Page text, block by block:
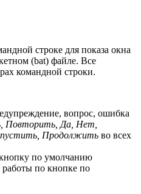
строке для показа окна
(bat) файле. Все
командной строки.
вопрос, ошибка
Да, Нет,
Продолжить во всех
по умолчанию
по кнопке по